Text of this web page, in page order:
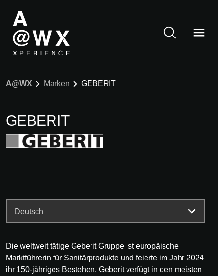
A@WX Marken GEBERIT
GEBERIT
Die weltweit tätige Geberit Gruppe ist europäische
Marktführerin für Sanitärprodukte und feierte im Jahr 2024
ihr 150-jähriges Bestehen. Geberit verfügt in den meisten